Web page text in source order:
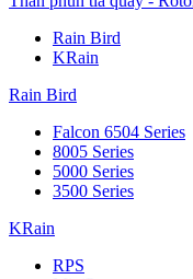
Rain Bird
KRain
Rain Bird
Falcon 6504 Series
8005 Series
5000 Series
3500 Series
KRain
RPS